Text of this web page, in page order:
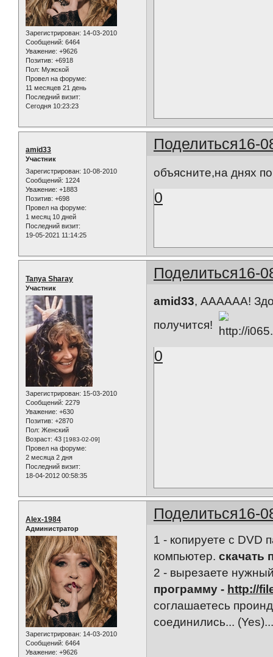
Зарегистрирован: 14-03-2010
Сообщений: 6464
Уважение: +9626
Позитив: +6918
Пол: Мужской
Провел на форуме:
11 месяцев 21 день
Последний визит:
Сегодня 10:23:23
Поделиться16-
amid33
Участник
Зарегистрирован: 10-08-2010
Сообщений: 1224
Уважение: +1883
Позитив: +698
Провел на форуме:
1 месяц 10 дней
Последний визит:
19-05-2021 11:14:25
объясните,на днях
0
Поделиться16-
Tanya Sharay
Участник
Зарегистрирован: 15-03-2010
Сообщений: 2279
Уважение: +630
Позитив: +2870
Пол: Женский
Возраст: 43 [1983-02-09]
Провел на форуме:
2 месяца 2 дня
Последний визит:
18-04-2012 00:58:35
amid33, АААААА!
получится!
0
Поделиться16-
Alex-1984
Администратор
Зарегистрирован: 14-03-2010
Сообщений: 6464
Уважение: +9626
1 - копируете с DVD
компьютер.скачать
2 - вырезаете
программу - http://
соглашаетесь
соединились...